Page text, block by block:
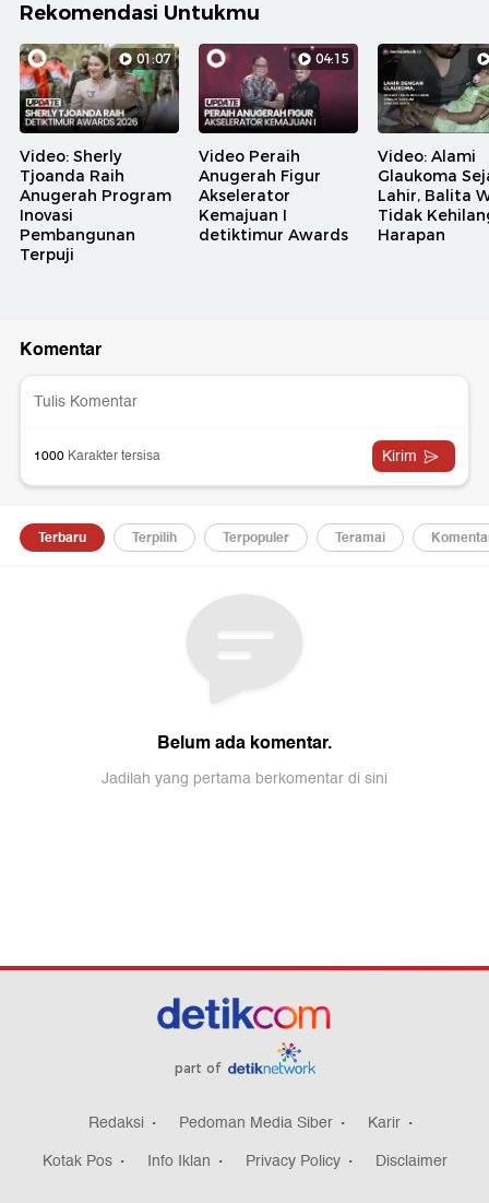
Rekomendasi Untukmu
01:07
Video: Sherly
Tjoanda Raih
Anugerah Program
Inovasi
Pembangunan
Terpuji
04:15
Video Peraih
Anugerah Figur
Akselerator
Kemajuan I
detiktimur Awards
Video: Alami
Glaukoma
Lahir, Balita
Tidak
Harapan
part of
Redaksi Pedoman Media Siber
Karir
Kotak Pos
Info Iklan Privacy Policy Disclaimer